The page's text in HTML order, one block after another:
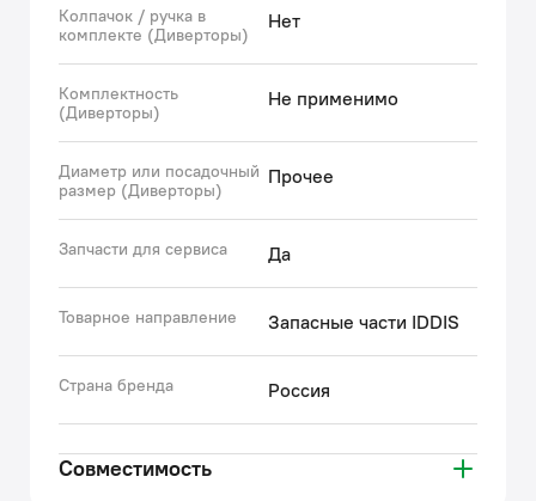
Колпачок / ручка в
комплекте (Диверторы)
Нет
Комплектность
(Диверторы)
Не применимо
Диаметр или посадочный
размер (Диверторы)
Прочее
Запчасти для сервиса Да
Товарное направление Запасные части IDDIS
Страна бренда Россия
Совместимость